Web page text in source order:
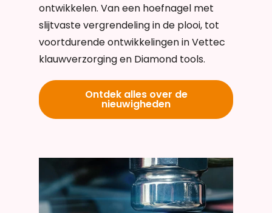
ontwikkelen. Van een hoefnagel met
slijtvaste vergrendeling in de plooi, tot
voortdurende ontwikkelingen in Vettec
klauwverzorging en Diamond tools.
Ontdek alles over de
nieuwigheden